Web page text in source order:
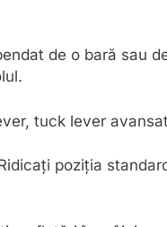
de o bară sau
tuck lever
poziția